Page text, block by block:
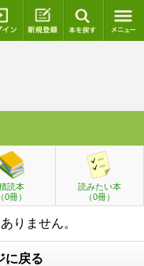
ログイン 新規登録
読本
（0冊）
読みたい本
（0冊）
りません。
に戻る